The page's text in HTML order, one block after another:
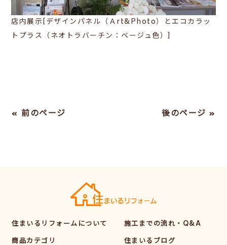
店内展示[デザインパネル（Ａrt&Photo）とエコカラッ
トプラス（ネオトラバーチン：ベージュ色）]
« 前のページ 後のページ »
住まいるリフォームについて
商品カテゴリ
施工までの流れ・Q&A
住まいるブログ